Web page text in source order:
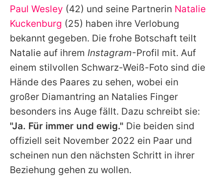
Alle Themen auf Promiflash
Jobs
App runterladen
Team
Redaktionelle Richtlinien
Impressum
Datenschutzerklärung
Paul Wesley (42) und seine Partnerin Natalie
Kuckenburg (25) haben ihre Verlobung
bekannt gegeben. Die frohe Botschaft teilt
Natalie auf ihrem Instagram-Profil mit. Auf
einem stilvollen Schwarz-Weiß-Foto sind die
Hände des Paares zu sehen, wobei ein
großer Diamantring an Natalies Finger
besonders ins Auge fällt. Dazu schreibt sie:
"Ja. Für immer und ewig." Die beiden sind
offiziell seit November 2022 ein Paar und
scheinen nun den nächsten Schritt in ihrer
Beziehung gehen zu wollen.